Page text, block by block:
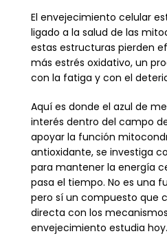
El envejecimiento celular
ligado a la salud de las
estas estructuras pierden
más estrés oxidativo, un
con la fatiga y con el
Aquí es donde el azul de
interés dentro del campo
apoyar la función
antioxidante, se investiga
para mantener la energía
pasa el tiempo. No es una
pero sí un compuesto que
directa con los
envejecimiento estudia hoy.